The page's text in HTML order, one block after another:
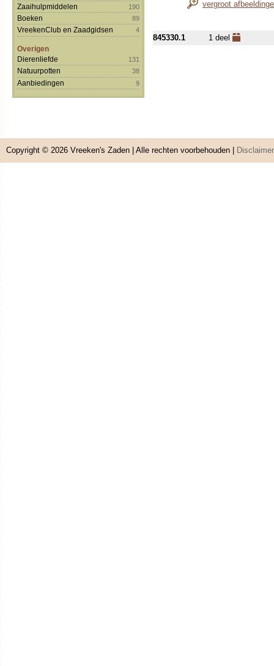
Zaaihulpmiddelen 190
Boeken 89
VreekenClub en Zaadgidsen 4
Overigen
Dierenliefde
131
Natuurpotten 38
Aanbiedingen 9
vergroot
845330.1 1 deel
Copyright © 2026 Vreeken's Zaden | Alle rechten voorbehouden | Disclaimer